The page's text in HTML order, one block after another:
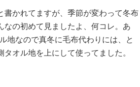
書かれてますが、季節が変わって冬布
の初めて見ましたよ、何コレ。あ
地なので真冬に毛布代わりには、と
オル地を上にして使ってました。